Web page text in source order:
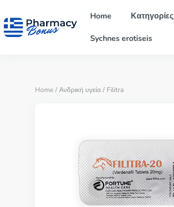
Home Κατηγορίες
Sychnes erotiseis
Home / Ανδρική υγεία / Filitra